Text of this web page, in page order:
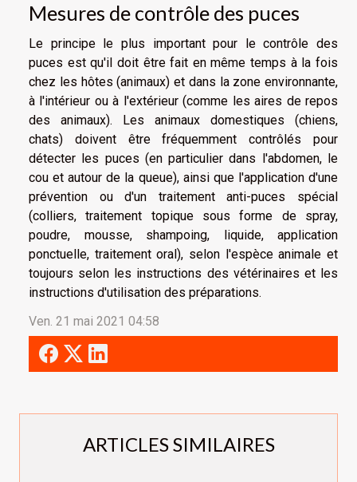
ARTICLES SIMILAIRES
Mesures de contrôle des puces
Le principe le plus important pour le contrôle des
puces est qu'il doit être fait en même temps à la fois
chez les hôtes (animaux) et dans la zone environnante,
à l'intérieur ou à l'extérieur (comme les aires de repos
des animaux). Les animaux domestiques (chiens,
chats) doivent être fréquemment contrôlés pour
détecter les puces (en particulier dans l'abdomen, le
cou et autour de la queue), ainsi que l'application d'une
prévention ou d'un traitement anti-puces spécial
(colliers, traitement topique sous forme de spray,
poudre, mousse, shampoing, liquide, application
ponctuelle, traitement oral), selon l'espèce animale et
toujours selon les instructions des vétérinaires et les
instructions d'utilisation des préparations.
Ven. 21 mai 2021 04:58